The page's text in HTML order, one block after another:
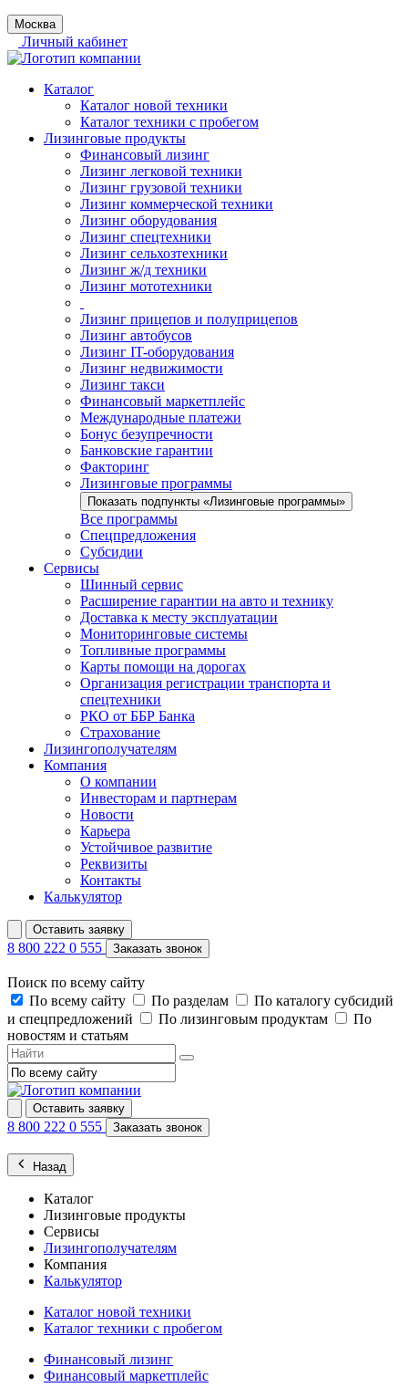
Москва
Личный кабинет
Каталог
Каталог новой техники
Каталог техники с пробегом
Лизинговые продукты
Финансовый лизинг
Лизинг легковой техники
Лизинг грузовой техники
Лизинг коммерческой техники
Лизинг оборудования
Лизинг спецтехники
Лизинг сельхозтехники
Лизинг ж/д техники
Лизинг мототехники
Лизинг прицепов и полуприцепов
Лизинг автобусов
Лизинг IT-оборудования
Лизинг недвижимости
Лизинг такси
Финансовый маркетплейс
Международные платежи
Бонус безупречности
Банковские гарантии
Факторинг
Лизинговые программы
Показать подпункты «Лизинговые программы»
Все программы
Спецпредложения
Субсидии
Сервисы
Шинный сервис
Расширение гарантии на авто и технику
Доставка к месту эксплуатации
Мониторинговые системы
Топливные программы
Карты помощи на дорогах
Организация регистрации транспорта и
спецтехники
РКО от ББР Банка
Страхование
Лизингополучателям
Компания
О компании
Инвесторам и партнерам
Новости
Карьера
Устойчивое развитие
Реквизиты
Контакты
Калькулятор
Оставить заявку
8 800 222 0 555 Заказать звонок
Поиск по всему сайту
По всему сайту
По разделам
По каталогу субсидий
и спецпредложений
По лизинговым продуктам
По
новостям и статьям
Оставить заявку
8 800 222 0 555 Заказать звонок
Назад
Каталог
Лизинговые продукты
Сервисы
Лизингополучателям
Компания
Калькулятор
Каталог новой техники
Каталог техники с пробегом
Финансовый лизинг
Финансовый маркетплейс